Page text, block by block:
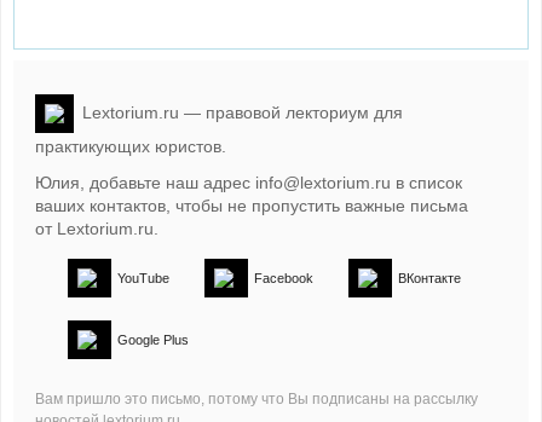
Lextorium.ru — правовой лекториум для
практикующих юристов.
Юлия, добавьте наш адрес info@lextorium.ru в список
ваших контактов, чтобы не пропустить важные письма
от Lextorium.ru
YouTube Facebook ВКонтакте
Google Plus
Вам пришло это письмо, потому что Вы подписаны на рассылку